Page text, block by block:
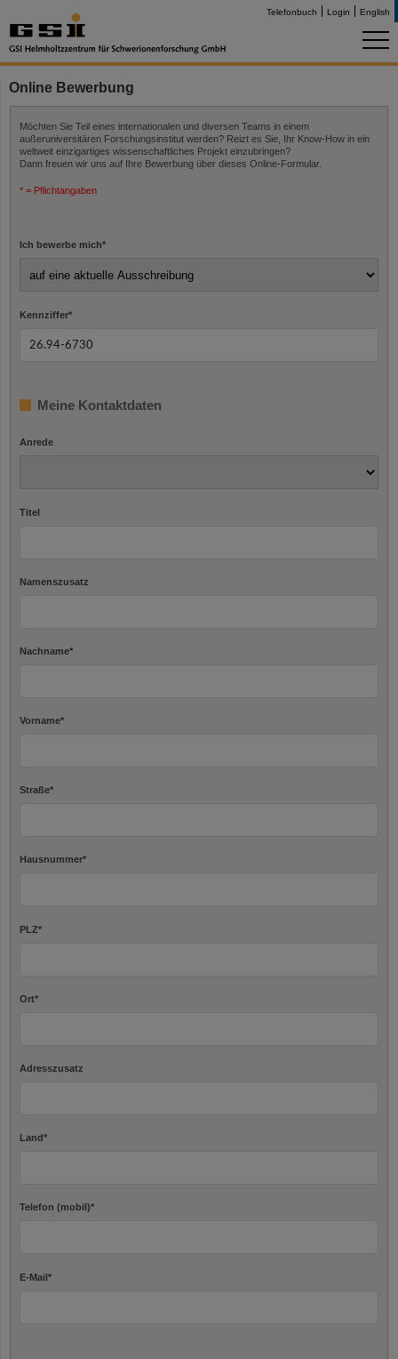
Telefonbuch Login English
Online Bewerbung
Möchten Sie Teil eines internationalen und diversen Teams in einem
außeruniversitären Forschungsinstitut werden? Reizt es Sie, Ihr Know-How in ein
weltweit einzigartiges wissenschaftliches Projekt einzubringen?
Dann freuen wir uns auf Ihre Bewerbung über dieses Online-Formular.
* = Pflichtangaben
Ich bewerbe mich*
Kennziffer*
Meine Kontaktdaten
Anrede
Titel
Namenszusatz
Nachname*
Vorname*
Straße*
Hausnummer*
PLZ*
Ort*
Adresszusatz
Land*
Telefon (mobil)*
E-Mail*